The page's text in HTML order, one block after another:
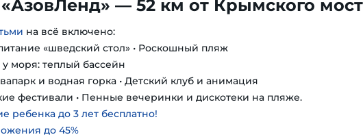
— 52 км от Крымского
на всё включено:
«шведский стол» • Роскошный пляж
у моря: теплый бассейн
и водная горка • Детский клуб и анимация
фестивали • Пенные вечеринки и дискотеки на пляже.
ребенка до 3 лет бесплатно!
до 45%